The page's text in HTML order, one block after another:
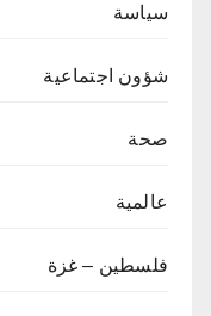
سياسة
شؤون اجتماعية
صحة
عالمية
فلسطين – غزة